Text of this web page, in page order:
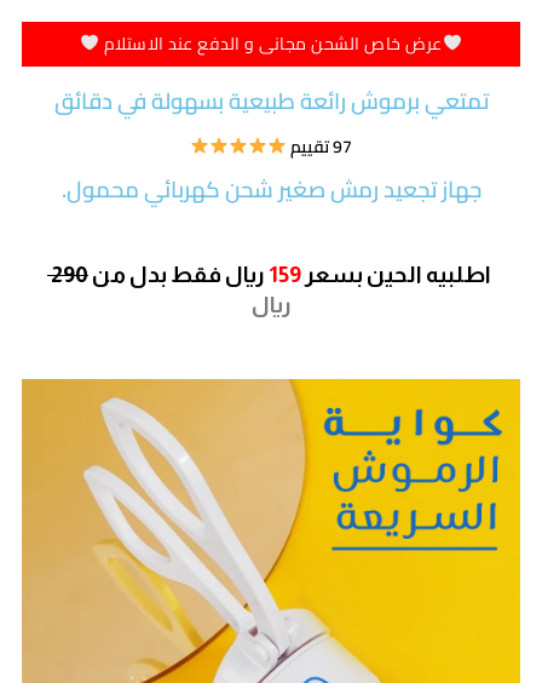
عرض خاص الشحن مجانى و الدفع عند الاستلام
تمتعي برموش رائعة طبيعية بسهولة في دقائق
97 تقييم
جهاز تجعيد رمش صغير شحن كهربائي محمول.
اطلبيه الحين بسعر 159 ريال فقط بدل من290
ريال